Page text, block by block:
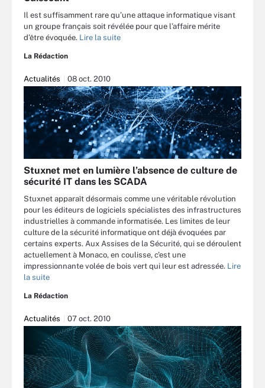
Il est suffisamment rare qu’une attaque informatique visant
un groupe français soit révélée pour que l’affaire mérite
d’être évoquée. Lire la suite
La Rédaction
Actualités 08 oct. 2010
Stuxnet met en lumière l’absence de culture de
sécurité IT dans les SCADA
Stuxnet apparaît désormais comme une véritable révolution
pour les éditeurs de logiciels spécialistes des infrastructures
industrielles à commande informatisée. Les limites de leur
culture de la sécurité informatique ont déjà évoquées par
certains experts. Aux Assises de la Sécurité, qui se déroulent
actuellement à Monaco, en coulisse, c’est une
impressionnante volée de bois vert qui leur est adressée. Lire
la suite
La Rédaction
Actualités 07 oct. 2010